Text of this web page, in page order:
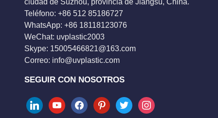
ciudad de Suzhou, provincia de Jiangsu, China.
Teléfono: +86 512 85186727
WhatsApp: +86 18118123076
WeChat: uvplastic2003
Skype: 15005466821@163.com
Correo: info@uvplastic.com
SEGUIR CON NOSOTROS
linkedinyoutubefacebookpinteresttwitter instagram